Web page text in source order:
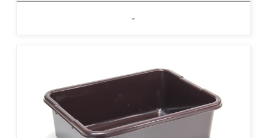
-